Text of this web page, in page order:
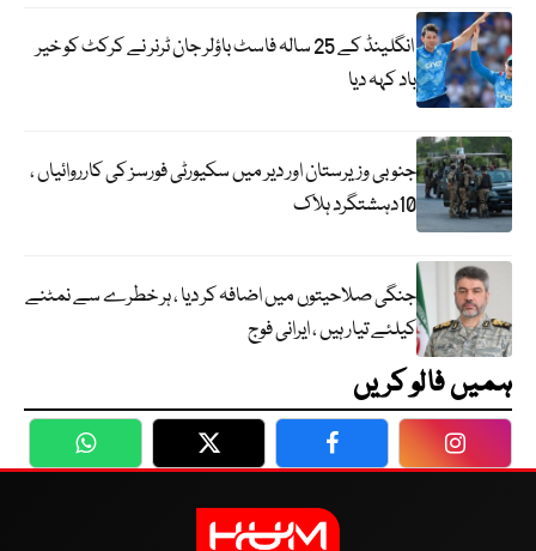
انگلینڈ کے 25 سالہ فاسٹ باؤلر جان ٹرنر نے کرکٹ کو خیر
باد کہہ دیا
جنوبی وزیرستان اور دیر میں سکیورٹی فورسز کی کارروائیاں ،
10دہشتگرد ہلاک
جنگی صلاحیتوں میں اضافہ کر دیا ، ہر خطرے سے نمٹنے
کیلئے تیار ہیں ، ایرانی فوج
ہمیں فالو کریں
WhatsApp Twitter Facebook